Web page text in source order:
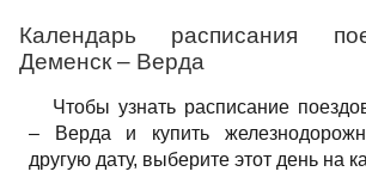
Календарь расписания
Деменск – Верда
Чтобы узнать расписание
– Верда и купить
другую дату, выберите этот день на